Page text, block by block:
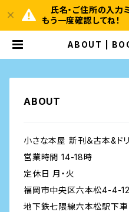
氏名・ご住所の入力
もう一度確認してね！
ABOUT |
ABOUT
小さな本屋 新刊＆古本&ド
営業時間 14-18時
定休日 月・火
福岡市中央区六本松4-4-
地下鉄七隈線六本松駅下